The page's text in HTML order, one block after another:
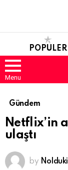
POPULER
Menu
Gündem
Netflix’in
ulaştı
by